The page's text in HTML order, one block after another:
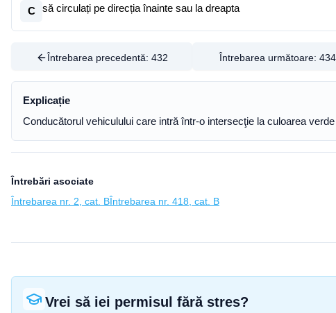
C să circulați pe direcția înainte sau la dreapta
Întrebarea precedentă: 432 Întrebarea următoare: 434
Explicație
Conducătorul vehiculului care intră într-o intersecţie la culoarea
Întrebări asociate
Întrebarea nr. 2, cat. BÎntrebarea nr. 418, cat. B
Vrei să iei permisul fără stres?